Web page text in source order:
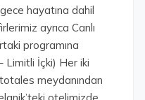
hayatına dahil
ayrıca Canlı
programına
Limitli İçki) Her iki
meydanından